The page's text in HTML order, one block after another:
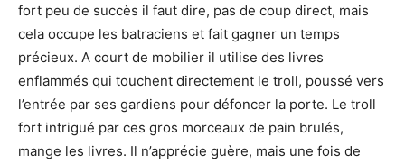
fort peu de succès il faut dire, pas de coup direct, mais
cela occupe les batraciens et fait gagner un temps
précieux. A court de mobilier il utilise des livres
enflammés qui touchent directement le troll, poussé vers
l’entrée par ses gardiens pour défoncer la porte. Le troll
fort intrigué par ces gros morceaux de pain brulés,
mange les livres. Il n’apprécie guère, mais une fois de